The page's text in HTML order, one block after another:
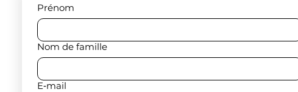
Prénom
Nom de famille
E‑mail